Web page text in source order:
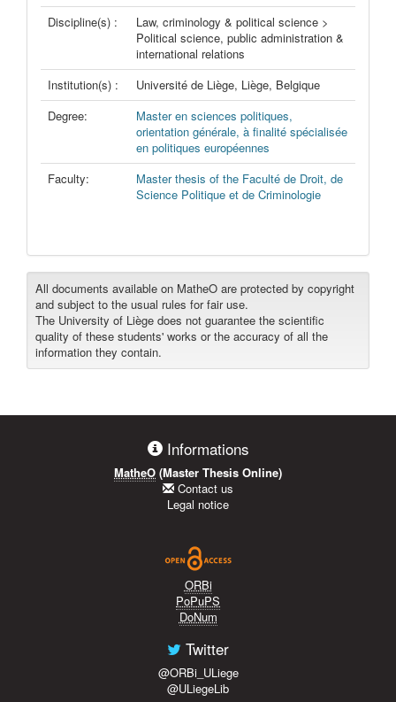
Discipline(s) :
Law, criminology & political science >
Political science, public administration &
international relations
Institution(s) :
Université de Liège, Liège, Belgique
Degree:
Master en sciences politiques,
orientation générale, à finalité spécialisée
en politiques européennes
Faculty:
Master thesis of the Faculté de Droit, de
Science Politique et de Criminologie
All documents available on MatheO are protected by copyright
and subject to the usual rules for fair use.
The University of Liège does not guarantee the scientific
quality of these students' works or the accuracy of all the
information they contain.
Informations
MatheO (Master Thesis Online)
Contact us
Legal notice
ORBi
PoPuPS
DoNum
Twitter
@ORBi_ULiege
@ULiegeLib